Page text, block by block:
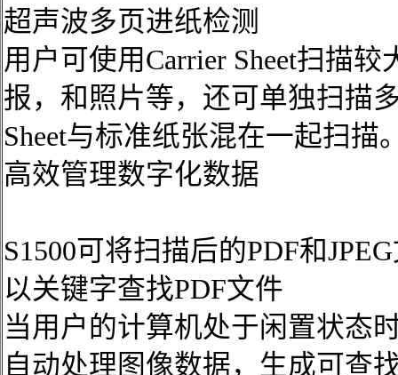
超声波多页进纸检测
用户可使用Carrier Sheet扫描
报，和照片等，还可单独扫描
Sheet与标准纸张混在一起扫描
高效管理数字化数据
S1500可将扫描后的PDF和
以关键字查找PDF文件
当用户的计算机处于闲置状态
自动处理图像数据，生成可查